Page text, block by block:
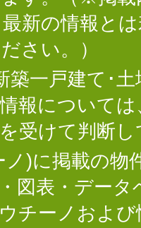
新の情報と
さい。）
築一戸建て･
報について
受けて判断
)に掲載の物
図表・デー
チーノおよ